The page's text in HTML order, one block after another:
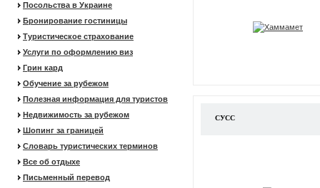
Посольства в Украине
Бронирование гостиницы
Туристическое страхование
Услуги по оформлению виз
Грин кард
Обучение за рубежом
Полезная информация для туристов
Недвижимость за рубежом
Шопинг за границей
Словарь туристических терминов
Все об отдыхе
Письменный перевод
СУСС